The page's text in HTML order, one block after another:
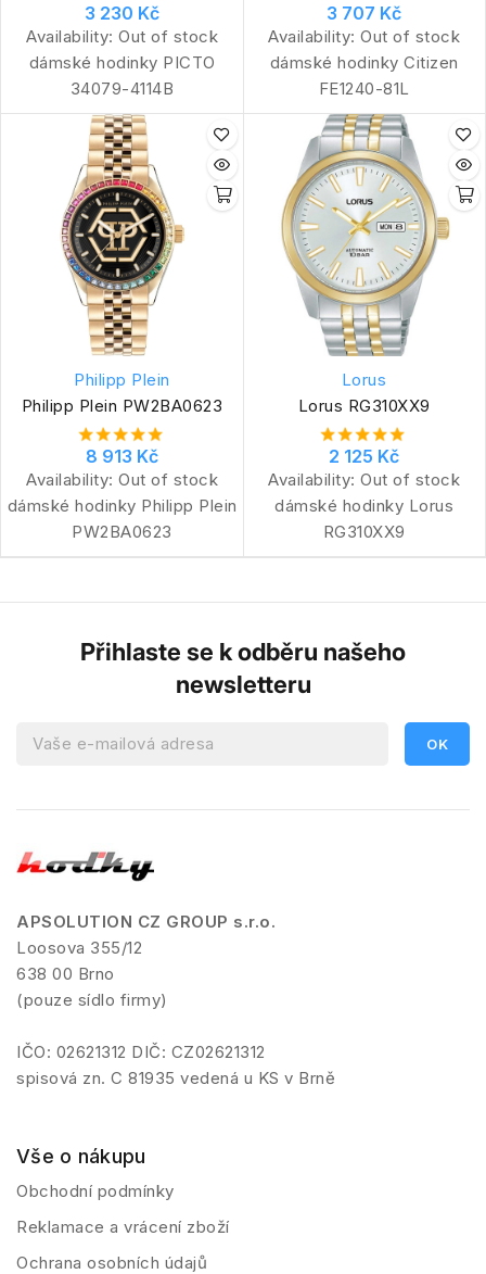
3 230 Kč
Availability: Out of stock
dámské hodinky PICTO
34079-4114B
3 707 Kč
Availability: Out of stock
dámské hodinky Citizen
FE1240-81L
Philipp Plein
Philipp Plein PW2BA0623
8 913 Kč
Availability: Out of stock
dámské hodinky Philipp Plein
PW2BA0623
Lorus
Lorus RG310XX9
2 125 Kč
Availability: Out of stock
dámské hodinky Lorus
RG310XX9
Přihlaste se k odběru našeho
newsletteru
APSOLUTION CZ GROUP s.r.o.
Loosova 355/12
638 00 Brno
(pouze sídlo firmy)
IČO: 02621312 DIČ: CZ02621312
spisová zn. C 81935 vedená u KS v Brně
Vše o nákupu
Obchodní podmínky
Reklamace a vrácení zboží
Ochrana osobních údajů